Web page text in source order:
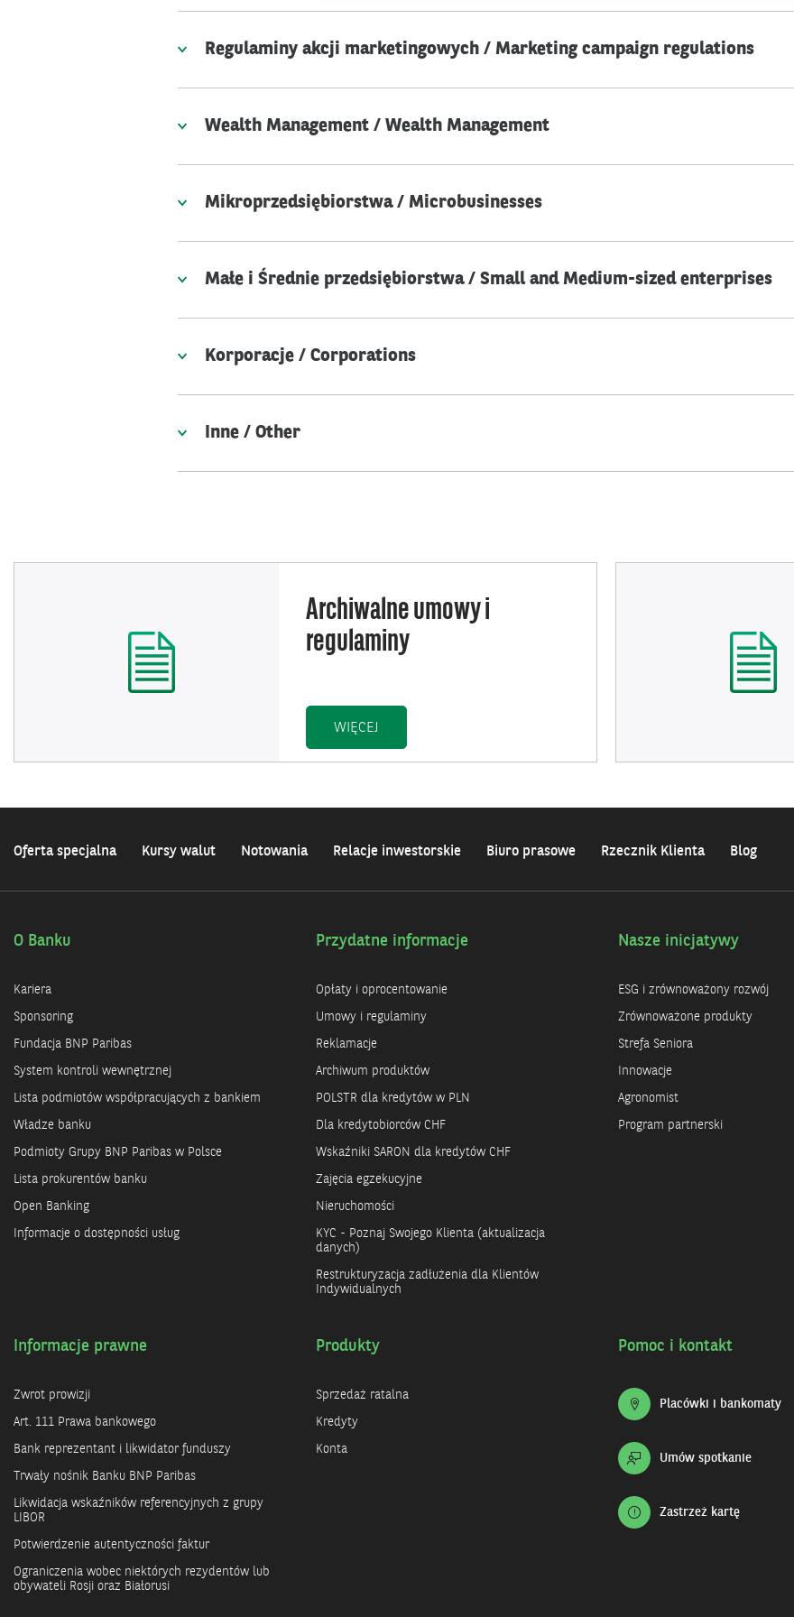
Regulaminy akcji marketingowych / Marketing campaign regulations
Wealth Management / Wealth Management
Mikroprzedsiębiorstwa / Microbusinesses
Małe i Średnie przedsiębiorstwa / Small and Medium-sized enterprises
Korporacje / Corporations
Inne / Other
Archiwalne umowy i
regulaminy
WIĘCEJ
Oferta specjalna Kursy walut Notowania Relacje inwestorskie Biuro prasowe Rzecznik Klienta Blog
O Banku
Kariera
Sponsoring
Fundacja BNP Paribas
System kontroli wewnętrznej
Lista podmiotów współpracujących z bankiem
Władze banku
Podmioty Grupy BNP Paribas w Polsce
Lista prokurentów banku
Open Banking
Informacje o dostępności usług
Przydatne informacje
Opłaty i oprocentowanie
Umowy i regulaminy
Reklamacje
Archiwum produktów
POLSTR dla kredytów w PLN
Dla kredytobiorców CHF
Wskaźniki SARON dla kredytów CHF
Zajęcia egzekucyjne
Nieruchomości
KYC - Poznaj Swojego Klienta (aktualizacja
danych)
Restrukturyzacja zadłużenia dla Klientów
Indywidualnych
Nasze inicjatywy
ESG i zrównoważony rozwój
Zrównoważone produkty
Strefa Seniora
Innowacje
Agronomist
Program partnerski
Informacje prawne
Zwrot prowizji
Art. 111 Prawa bankowego
Bank reprezentant i likwidator funduszy
Trwały nośnik Banku BNP Paribas
Likwidacja wskaźników referencyjnych z grupy
LIBOR
Potwierdzenie autentyczności faktur
Ograniczenia wobec niektórych rezydentów lub
obywateli Rosji oraz Białorusi
Produkty
Sprzedaż ratalna
Kredyty
Konta
Pomoc i kontakt
Placówki i bankomaty
Umów spotkanie
Zastrzeż kartę